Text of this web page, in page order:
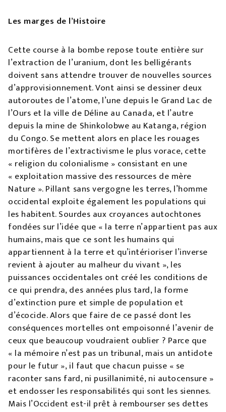
Les marges de l’Histoire
Cette course à la bombe repose toute entière sur
l’extraction de l’uranium, dont les belligérants
doivent sans attendre trouver de nouvelles sources
d’approvisionnement. Vont ainsi se dessiner deux
autoroutes de l’atome, l’une depuis le Grand Lac de
l’Ours et la ville de Déline au Canada, et l’autre
depuis la mine de Shinkolobwe au Katanga, région
du Congo. Se mettent alors en place les rouages
mortifères de l’extractivisme le plus vorace, cette
« religion du colonialisme » consistant en une
« exploitation massive des ressources de mère
Nature ». Pillant sans vergogne les terres, l’homme
occidental exploite également les populations qui
les habitent. Sourdes aux croyances autochtones
fondées sur l’idée que « la terre n’appartient pas aux
humains, mais que ce sont les humains qui
appartiennent à la terre et qu’intérioriser l’inverse
revient à ajouter au malheur du vivant », les
puissances occidentales ont créé les conditions de
ce qui prendra, des années plus tard, la forme
d’extinction pure et simple de population et
d’écocide. Alors que faire de ce passé dont les
conséquences mortelles ont empoisonné l’avenir de
ceux que beaucoup voudraient oublier ? Parce que
« la mémoire n’est pas un tribunal, mais un antidote
pour le futur », il faut que chacun puisse « se
raconter sans fard, ni pusillanimité, ni autocensure »
et endosser les responsabilités qui sont les siennes.
Mais l’Occident est-il prêt à rembourser ses dettes